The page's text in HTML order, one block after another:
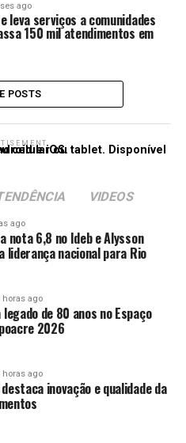
ago
leva serviços a comunidades
150 mil atendimentos em
POSTS
VIDEOS
ago
nota 6,8 no Ideb e Alysson
liderança nacional para Rio
horas ago
de 80 anos no Espaço
2026
horas ago
inovação e qualidade da